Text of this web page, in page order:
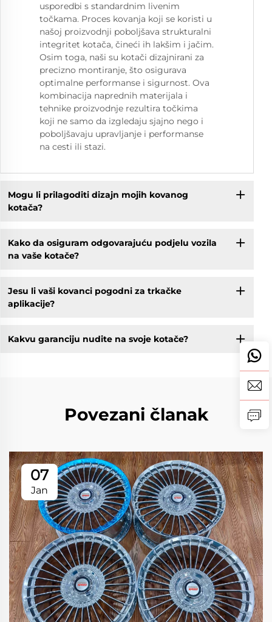
usporedbi s standardnim livenim
točkama. Proces kovanja koji se koristi u
našoj proizvodnji poboljšava strukturalni
integritet kotača, čineći ih lakšim i jačim.
Osim toga, naši su kotači dizajnirani za
precizno montiranje, što osigurava
optimalne performanse i sigurnost. Ova
kombinacija naprednih materijala i
tehnike proizvodnje rezultira točkima
koji ne samo da izgledaju sjajno nego i
poboljšavaju upravljanje i performanse
na cesti ili stazi.
Mogu li prilagoditi dizajn mojih kovanog
kotača?
Kako da osiguram odgovarajuću podjelu vozila
na vaše kotače?
Jesu li vaši kovanci pogodni za trkačke
aplikacije?
Kakvu garanciju nudite na svoje kotače?
Povezani članak
07
Jan